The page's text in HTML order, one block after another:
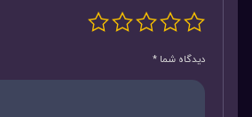
دیدگاه شما *